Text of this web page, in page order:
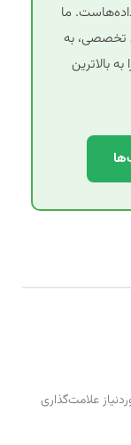
ما
تخصصی، به
بالاترین
علامت‌گذاری